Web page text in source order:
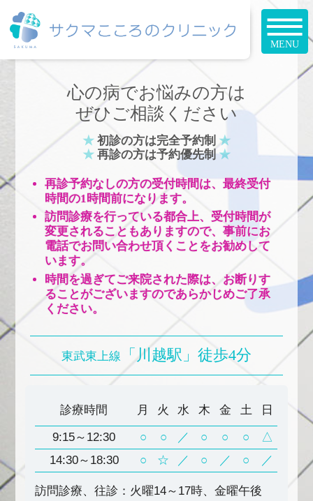
心の病でお悩みの方は
ぜひご相談ください
★ 初診の方は完全予約制 ★
★ 再診の方は予約優先制★
再診予約なしの方の受付時間は、最終受付
時間の1時間前になります。
訪問診療を行っている都合上、受付時間が
変更されることもありますので、事前にお
電話でお問い合わせ頂くことをお勧めして
います。
時間を過ぎてご来院された際は、お断りす
ることがございますのであらかじめご了承
ください。
東武東上線 「川越駅」徒歩4分
診療時間 月 火 水 木 金 土 日
9:15～12:30 ○ ○ ／ ○ ○ ○
△
14:30～18:30
○ ☆ ／ ○ ／ ○ ／
訪問診療、往診：火曜14～17時、金曜午後